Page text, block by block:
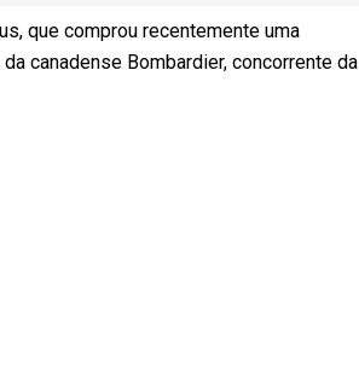
que comprou recentemente uma
canadense Bombardier, concorrente da